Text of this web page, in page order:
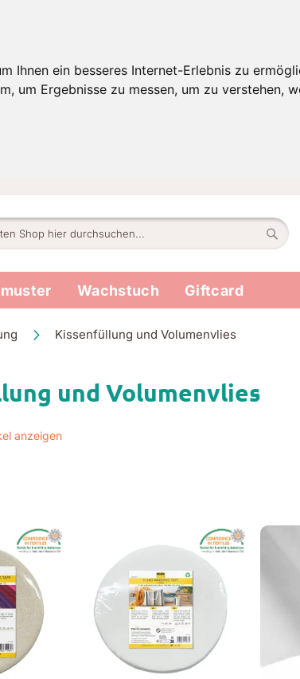
Ihnen ein besseres Internet-Erlebnis zu
um Ergebnisse zu messen, um zu verstehen,
Wachstuch Giftcard
Kissenfüllung und Volumenvlies
und Volumenvlies